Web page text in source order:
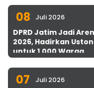
08 Juli 2026
DPRD Jatim Jadi
2026, Hadirkan
untuk 1.000 Warga
07 Juli 2026